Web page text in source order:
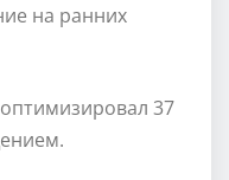
на ранних
37